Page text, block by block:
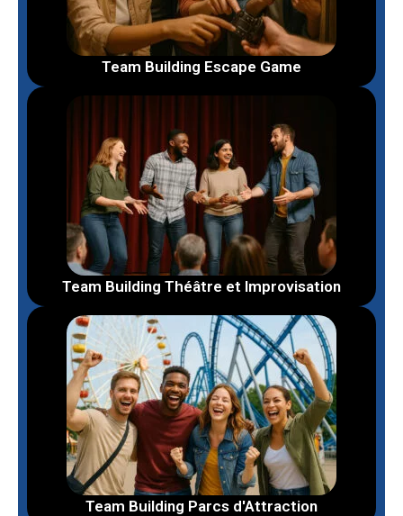
Team Building Escape Game
Team Building Théâtre et Improvisation
Team Building Parcs d'Attraction